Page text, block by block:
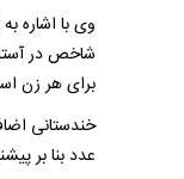
برای هر زن است. این شاخص در دنیا ۲.۵ فرزند
عدد بنا بر